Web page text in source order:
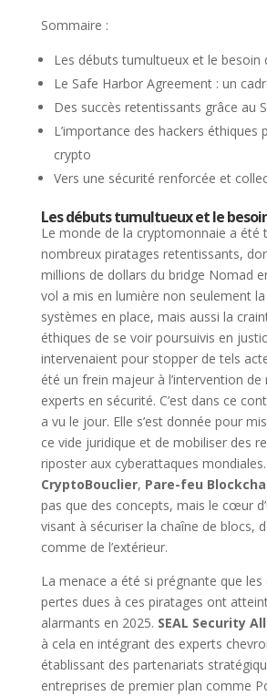
Sommaire :
Les débuts tumultueux et le besoin
Le Safe Harbor Agreement : un
Des succès retentissants grâce au
L’importance des hackers éthiques
crypto
Vers une sécurité renforcée et
Les débuts tumultueux et le
Le monde de la cryptomonnaie a été
nombreux piratages retentissants,
millions de dollars du bridge Nomad
vol a mis en lumière non seulement
systèmes en place, mais aussi la
éthiques de se voir poursuivis en
intervenaient pour stopper de tels
été un frein majeur à l’intervention
experts en sécurité. C’est dans ce
a vu le jour. Elle s’est donnée pour
ce vide juridique et de mobiliser des
riposter aux cyberattaques mondiales.
CryptoBouclier, Pare-feu
pas que des concepts, mais le cœur
visant à sécuriser la chaîne de blocs,
comme de l’extérieur.
La menace a été si prégnante que les
pertes dues à ces piratages ont
alarmants en 2025. SEAL Security
à cela en intégrant des experts
établissant des partenariats
entreprises de premier plan comme